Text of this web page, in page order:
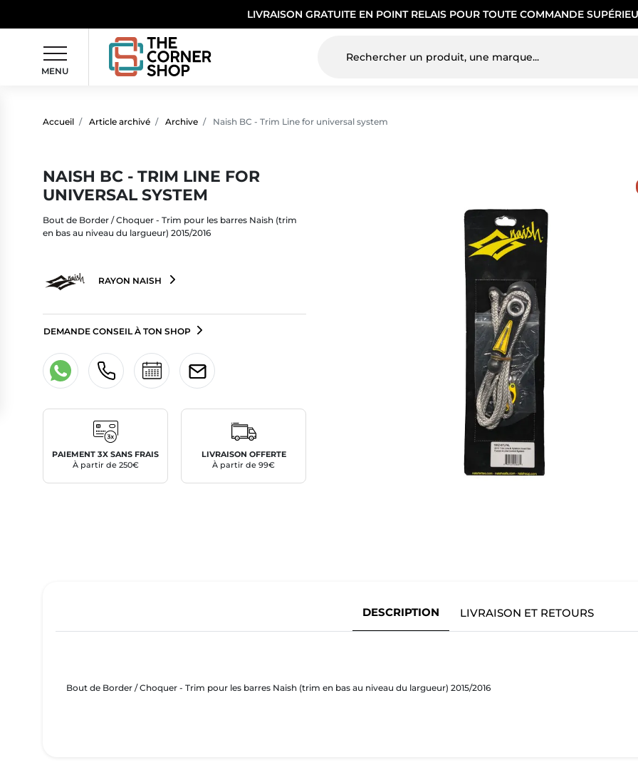
LIVRAISON GRATUITE EN POINT RELAIS POUR TOUTE COMMANDE
MENU
Accueil Article archivé Archive Naish BC - Trim Line for universal system
NAISH BC - TRIM LINE FOR
UNIVERSAL SYSTEM
Bout de Border / Choquer - Trim pour les barres Naish (trim
en bas au niveau du largueur) 2015/2016
RAYON NAISH
DEMANDE CONSEIL À TON SHOP
PAIEMENT 3X SANS FRAIS
À partir de 250€
LIVRAISON OFFERTE
À partir de 99€
DESCRIPTION LIVRAISON ET RETOURS
Bout de Border / Choquer - Trim pour les barres Naish (trim en bas au niveau du largueur) 2015/2016